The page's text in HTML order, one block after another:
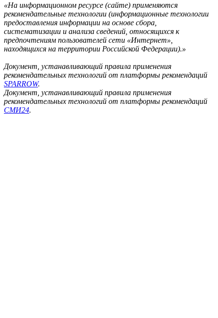
«На информационном ресурсе (сайте) применяются
рекомендательные технологии (информационные технологии
предоставления информации на основе сбора,
систематизации и анализа сведений, относящихся к
предпочтениям пользователей сети «Интернет»,
находящихся на территории Российской Федерации).»
Документ, устанавливающий правила применения
рекомендательных технологий от платформы рекомендаций
SPARROW.
Документ, устанавливающий правила применения
рекомендательных технологий от платформы рекомендаций
СМИ24.